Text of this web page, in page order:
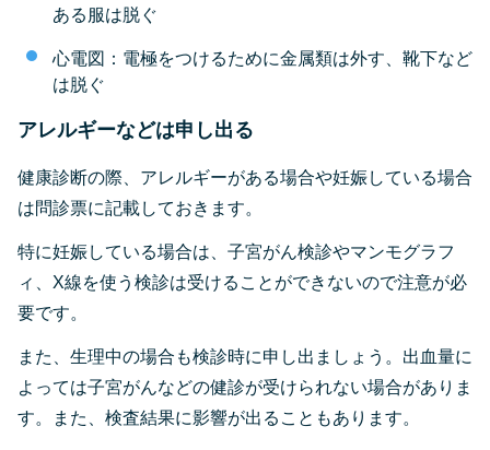
ある服は脱ぐ
心電図：電極をつけるために金属類は外す、靴下など
は脱ぐ
アレルギーなどは申し出る
健康診断の際、アレルギーがある場合や妊娠している場合
は問診票に記載しておきます。
特に妊娠している場合は、子宮がん検診やマンモグラフ
ィ、X線を使う検診は受けることができないので注意が必
要です。
また、生理中の場合も検診時に申し出ましょう。出血量に
よっては子宮がんなどの健診が受けられない場合がありま
す。また、検査結果に影響が出ることもあります。